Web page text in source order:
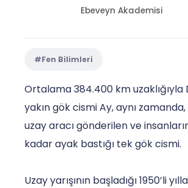
Ebeveyn Akademisi
#Fen Bilimleri
Ortalama 384.400 km uzaklığıyla
yakın gök cismi Ay, aynı
uzay aracı gönderilen ve
kadar ayak bastığı tek gök cismi.
Uzay yarışının başladığı 1950’li